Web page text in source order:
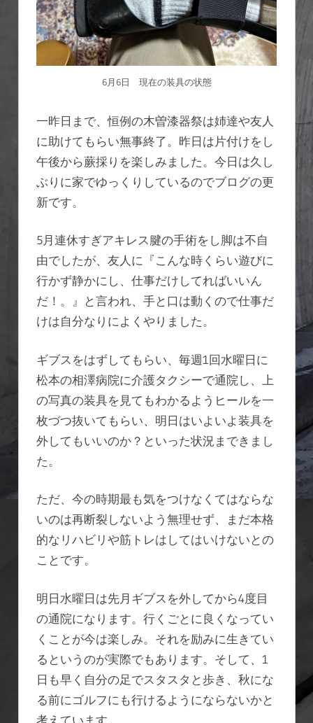
6月6日 現在の装具の状態
一昨日まで、恒例の木曽漆器祭は姉達や友人
に助けてもらい無事終了。昨日は片付けをし
午後から蕨採りを楽しみました。今日は久し
ぶりに家でゆっくりしているのでブログの更
新です。
5月連休すぎアキレス腱の手術をし脚は不自
由でしたが、友人に『こんな時くらい遊びに
行かず静かにし、仕事だけしてればいいん
だ！。』と言われ、手と口は動くので仕事だ
けは自分なりによくやりました。
ギブスをはずしてもらい、毎週1回水曜日に
松本の相澤病院に介護タクシーで通院し、上
の写真の装具を見てもわかるようヒールを一
枚づつ抜いてもらい、明日はいよいよ装具を
外してもいいのか？といった状況まできまし
た。
ただ、今の時期最も気をつけなくてはならな
いのは再断裂しないよう無理せず、まだ本格
的なリハビリや筋トレはしてはいけないとの
ことです。
明日水曜日は先月ギブスを外してから4度目
の通院になります。行くごとに良くなってい
くことが今は楽しみ。それを励みに生きてい
るというのが実際でもあります。そして、1
日も早く自分の足でスタスタと歩き、秋にな
る前にゴルフにも行けるようにならないかと
考えています。